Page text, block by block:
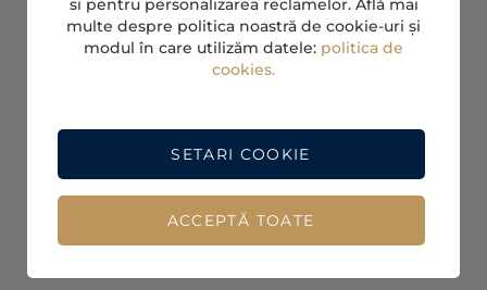
multe despre politica noastră de cookie-uri și
modul în care utilizăm datele: politica de
cookies.
ACCEPTĂ TOATE
SETARI COOKIE